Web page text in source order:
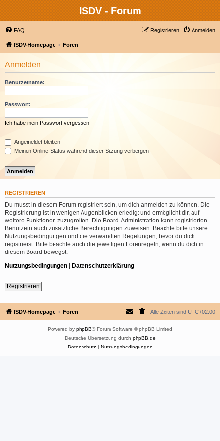
ISDV - Forum
FAQ Anmelden
Registrieren
ISDV-Homepage Foren
Anmelden
Benutzername:
Passwort:
Ich habe mein Passwort vergessen
Angemeldet bleiben
Meinen Online-Status während dieser Sitzung verbergen
REGISTRIEREN
Du musst in diesem Forum registriert sein, um dich anmelden zu können. Die
Registrierung ist in wenigen Augenblicken erledigt und ermöglicht dir, auf
weitere Funktionen zuzugreifen. Die Board-Administration kann registrierten
Benutzern auch zusätzliche Berechtigungen zuweisen. Beachte bitte unsere
Nutzungsbedingungen und die verwandten Regelungen, bevor du dich
registrierst. Bitte beachte auch die jeweiligen Forenregeln, wenn du dich in
diesem Board bewegst.
Nutzungsbedingungen | Datenschutzerklärung
Registrieren
ISDV-Homepage Foren Alle Zeiten sind UTC+02:00
Powered by phpBB® Forum Software © phpBB Limited
Deutsche Übersetzung durch phpBB.de
Datenschutz| Nutzungsbedingungen